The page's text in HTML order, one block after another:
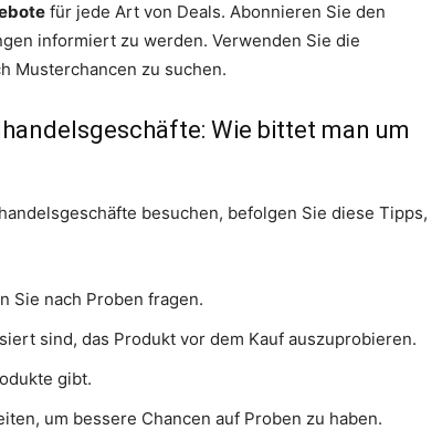
für jede Art von Deals. Abonnieren Sie den
informiert zu werden. Verwenden Sie die
Musterchancen zu suchen.
Wie bittet man um
besuchen, befolgen Sie diese Tipps,
Sie nach Proben fragen.
sind, das Produkt vor dem Kauf auszuprobieren.
gibt.
um bessere Chancen auf Proben zu haben.